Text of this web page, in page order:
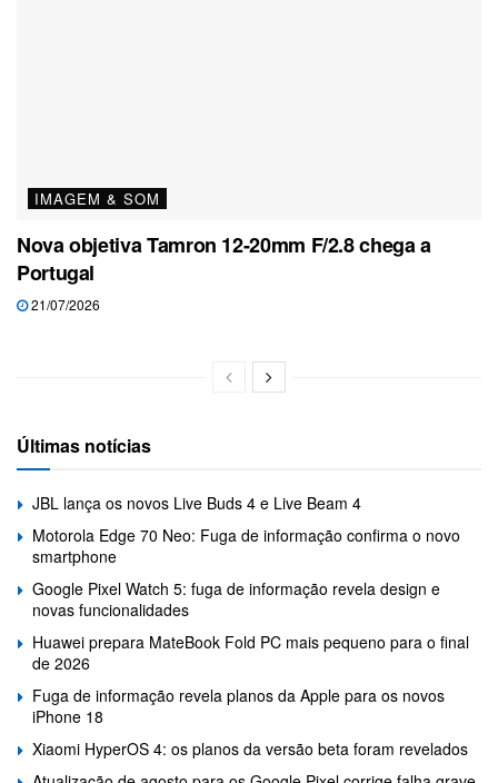
IMAGEM & SOM
Nova objetiva Tamron 12-20mm F/2.8 chega a
Portugal
21/07/2026
Últimas notícias
JBL lança os novos Live Buds 4 e Live Beam 4
Motorola Edge 70 Neo: Fuga de informação confirma o novo
smartphone
Google Pixel Watch 5: fuga de informação revela design e
novas funcionalidades
Huawei prepara MateBook Fold PC mais pequeno para o final
de 2026
Fuga de informação revela planos da Apple para os novos
iPhone 18
Xiaomi HyperOS 4: os planos da versão beta foram revelados